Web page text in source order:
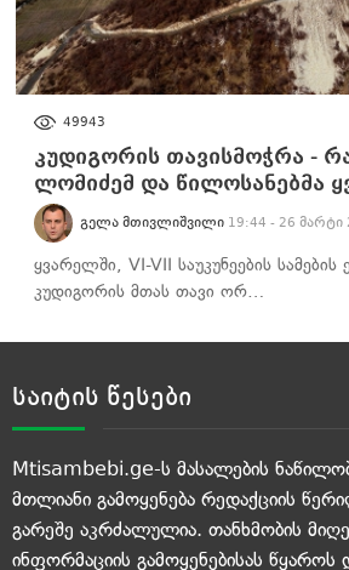
49943
კუდიგორის თავისმოჭრა -
ლომიძემ და წილოსანებმა
ᲒᲔᲚᲐ ᲛᲗᲘᲕᲚᲘᲨᲕᲘᲚᲘ 19:44 - 26 მარტი
ყვარელში, VI-VII საუკუნეების
კუდიგორის მთას თავი ორ…
საიტის წესები
Mtisambebi.ge-ს მასალების
მთლიანი გამოყენება რედაქციის
გარეშე აკრძალულია. თანხმობის
ინფორმაციის გამოყენებისას წყაროს